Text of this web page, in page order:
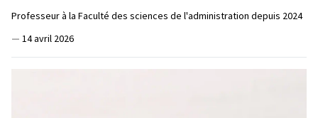
Professeur à la Faculté des sciences de l'administration depuis 2024
— 14 avril 2026